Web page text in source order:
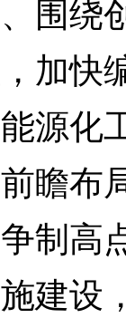
围绕
加快
源化
瞻布
制高
建设